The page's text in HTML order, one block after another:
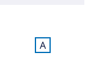
A